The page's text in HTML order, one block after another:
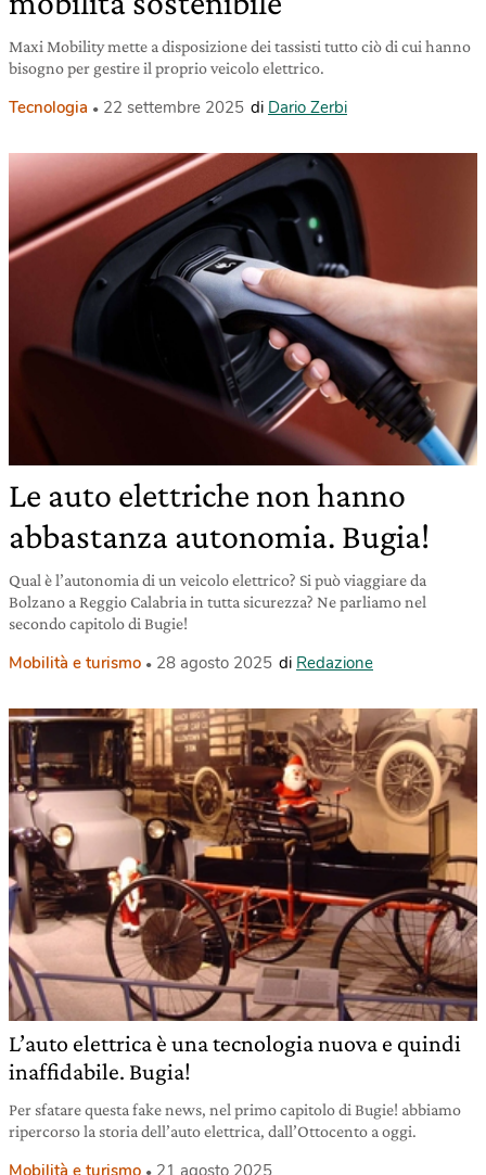
Maxi Mobility mette a disposizione dei tassisti tutto ciò di cui hanno
bisogno per gestire il proprio veicolo elettrico.
Tecnologia 22 settembre 2025 di Dario Zerbi
Le auto elettriche non hanno
abbastanza autonomia. Bugia!
Qual è l’autonomia di un veicolo elettrico? Si può viaggiare da
Bolzano a Reggio Calabria in tutta sicurezza? Ne parliamo nel
secondo capitolo di Bugie!
Mobilità e turismo 28 agosto 2025 di Redazione
L’auto elettrica è una tecnologia nuova e quindi
inaffidabile. Bugia!
Per sfatare questa fake news, nel primo capitolo di Bugie! abbiamo
ripercorso la storia dell’auto elettrica, dall’Ottocento a oggi.